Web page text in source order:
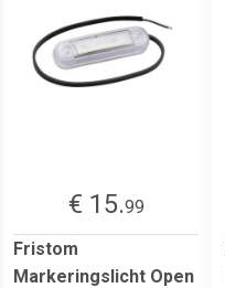
€ 15.99
Fristom
Markeringslicht Open